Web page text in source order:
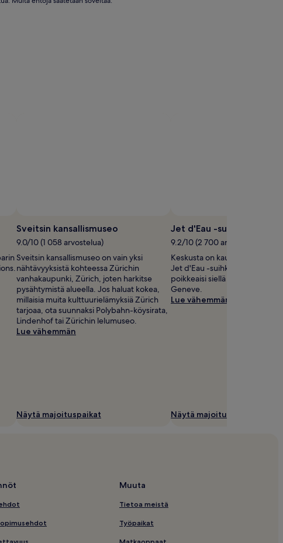
Sveitsin kansallismuseo
9.0/10 (1 058 arvostelua)
Sveitsin kansallismuseo on vain yksi
nähtävyyksistä kohteessa Zürichin
vanhakaupunki, Zürich, joten harkitse
pysähtymistä alueella. Jos haluat kokea,
millaisia muita kulttuurielämyksiä Zürich
tarjoaa, ota suunnaksi Polybahn-köysirata,
Lindenhof tai Zürichin lelumuseo.
Lue vähemmän
Näytä majoituspaikat
Jet d'Eau -suihkulähde
9.2/10 (2 700 arvostelua)
Keskusta on kaupunginosa,
Jet d'Eau -suihkulähde, joten
poikkeaisi siellä lomallasi
Geneve.
Lue vähemmän
Näytä majoituspaikat
Muuta
Tietoa meistä
Työpaikat